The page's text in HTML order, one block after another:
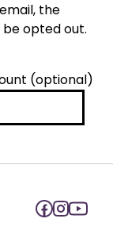
the
opted out.
(optional)